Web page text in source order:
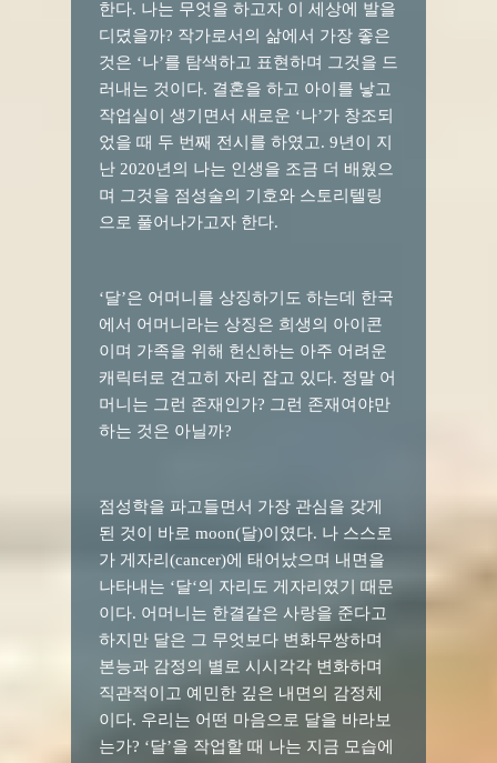
한다. 나는 무엇을 하고자 이 세상에 발을
디뎠을까? 작가로서의 삶에서 가장 좋은
것은 ‘나’를 탐색하고 표현하며 그것을 드
러내는 것이다. 결혼을 하고 아이를 낳고
작업실이 생기면서 새로운 ‘나’가 창조되
었을 때 두 번째 전시를 하였고. 9년이 지
난 2020년의 나는 인생을 조금 더 배웠으
며 그것을 점성술의 기호와 스토리텔링
으로 풀어나가고자 한다.
‘달’은 어머니를 상징하기도 하는데 한국
에서 어머니라는 상징은 희생의 아이콘
이며 가족을 위해 헌신하는 아주 어려운
캐릭터로 견고히 자리 잡고 있다. 정말 어
머니는 그런 존재인가? 그런 존재여야만
하는 것은 아닐까?
점성학을 파고들면서 가장 관심을 갖게
된 것이 바로 moon(달)이였다. 나 스스로
가 게자리 (cancer)에 태어났으며 내면을
나타내는 ‘달‘의 자리도 게자리였기 때문
이다. 어머니는 한결같은 사랑을 준다고
하지만 달은 그 무엇보다 변화무쌍하며
본능과 감정의 별로 시시각각 변화하며
직관적이고 예민한 깊은 내면의 감정체
이다. 우리는 어떤 마음으로 달을 바라보
는가? ‘달’을 작업할 때 나는 지금 모습에